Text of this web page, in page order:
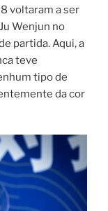
voltaram a ser
Wenjun no
partida. Aqui, a
teve
tipo de
da cor